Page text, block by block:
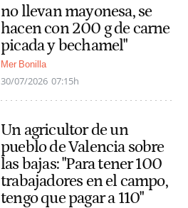
no llevan mayonesa, se
hacen con 200 g de carne
picada y bechamel"
Mer Bonilla
30/07/2026 07:15h
Un agricultor de un
pueblo de Valencia sobre
las bajas: "Para tener 100
trabajadores en el campo,
tengo que pagar a 110"